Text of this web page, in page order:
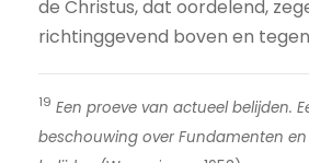
de Christus, dat oordelend,
richtinggevend boven en
19 Een proeve van actueel belijden.
beschouwing over Fundamenten